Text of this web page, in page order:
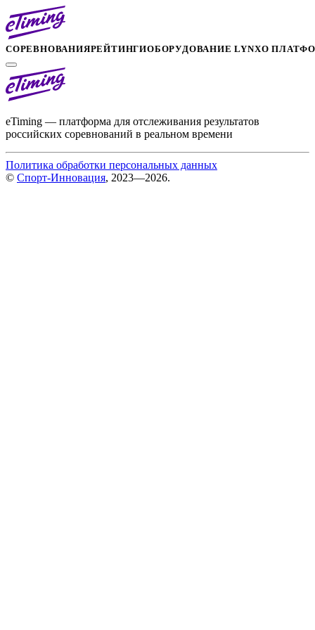
СОРЕВНОВАНИЯРЕЙТИНГИОБОРУДОВАНИЕ LYNXО
eTiming — платформа для отслеживания результатов
российских соревнований в реальном времени
Политика обработки персональных данных
© Спорт-Инновация, 2023—2026.